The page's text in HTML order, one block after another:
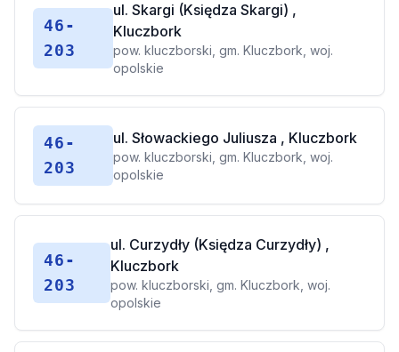
46-
203
ul. Skargi (Księdza Skargi) ,
Kluczbork
pow. kluczborski, gm. Kluczbork, woj.
opolskie
46-
203
ul. Słowackiego Juliusza , Kluczbork
pow. kluczborski, gm. Kluczbork, woj.
opolskie
46-
203
ul. Curzydły (Księdza Curzydły) ,
Kluczbork
pow. kluczborski, gm. Kluczbork, woj.
opolskie